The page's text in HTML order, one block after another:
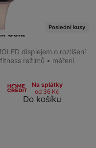
Gold
Poslední kusy
displejem o rozlišení
režimů • měření
Na splátky
od 36 Kč
Do košíku